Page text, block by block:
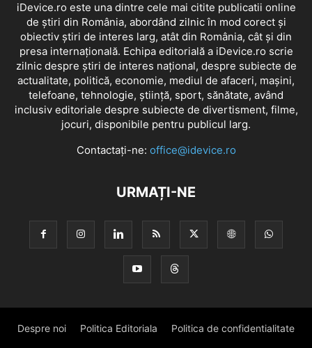
iDevice.ro este una dintre cele mai citite publicatii online
de știri din România, abordând zilnic în mod corect și
obiectiv știri de interes larg, atât din România, cât și din
presa internațională. Echipa editorială a iDevice.ro scrie
zilnic despre știri de interes național, despre subiecte de
actualitate, politică, economie, mediul de afaceri, mașini,
telefoane, tehnologie, știință, sport, sănătate, având
inclusiv editoriale despre subiecte de divertisment, filme,
jocuri, disponibile pentru publicul larg.
Contactați-ne: office@idevice.ro
URMAȚI-NE
Despre noi Politica Editoriala Politica de confidentialitate